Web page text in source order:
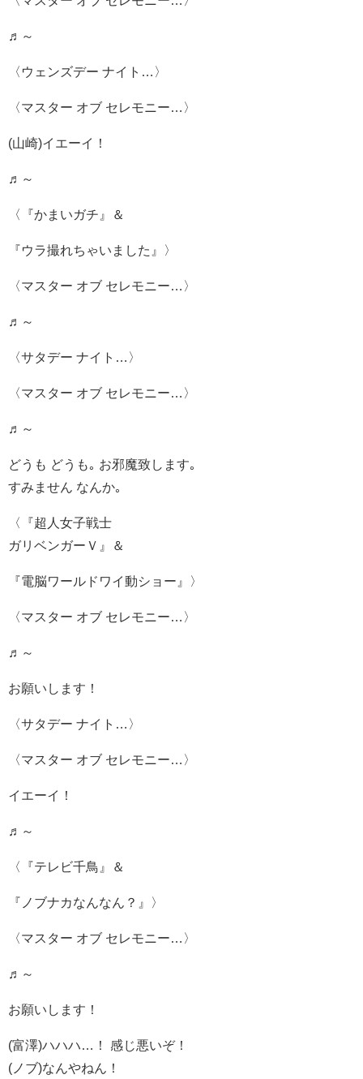
♬～
〈ウェンズデー ナイト…〉
〈マスター オブ セレモニー…〉
(山崎)イエーイ！
♬～
〈『かまいガチ』＆
『ウラ撮れちゃいました』〉
〈マスター オブ セレモニー…〉
♬～
〈サタデー ナイト…〉
〈マスター オブ セレモニー…〉
♬～
どうも どうも｡ お邪魔致します｡
すみません なんか｡
〈『超人女子戦士
ガリベンガーＶ』＆
『電脳ワールドワイ動ショー』〉
〈マスター オブ セレモニー…〉
♬～
お願いします！
〈サタデー ナイト…〉
〈マスター オブ セレモニー…〉
イエーイ！
♬～
〈『テレビ千鳥』＆
『ノブナカなんなん？』〉
〈マスター オブ セレモニー…〉
♬～
お願いします！
(富澤)ハハハ…！ 感じ悪いぞ！
(ノブ)なんやねん！